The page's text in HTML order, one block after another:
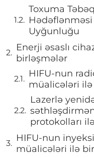
Toxuma
Uyğunluğu
Enerji əsaslı
birləşmələr
HIFU-nun
müalicələri
Lazerlə
protokolları
HIFU-nun
müalicələri ilə